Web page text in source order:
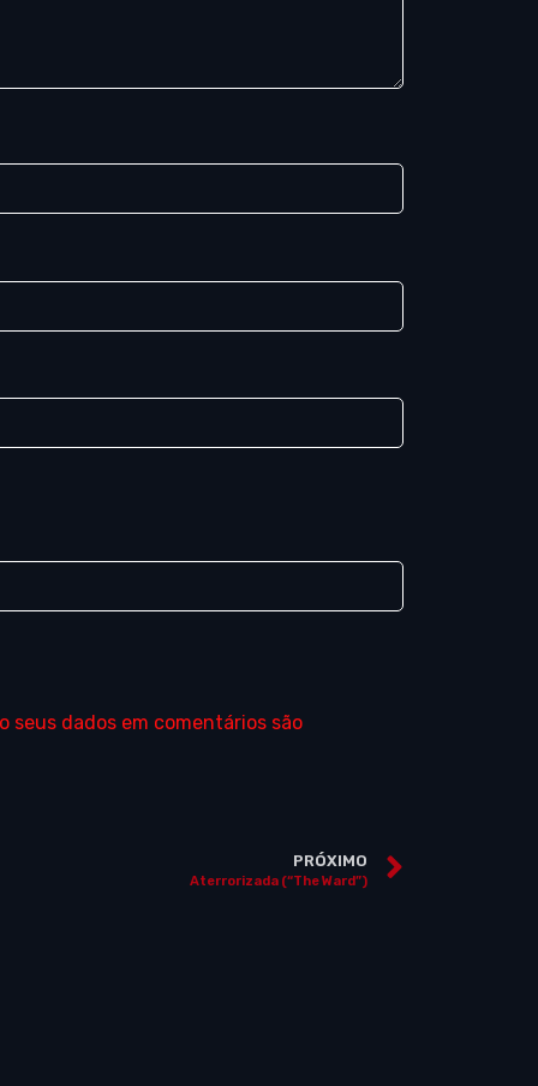
seus dados em comentários são
PRÓXIMO
Aterrorizada (“The Ward”)